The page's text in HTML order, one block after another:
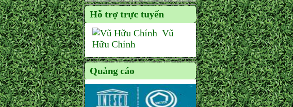
Hỗ trợ trực tuyến
Vũ
Hữu Chính
Quảng cáo